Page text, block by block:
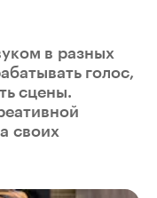
в разных
голос,
сцены.
своих